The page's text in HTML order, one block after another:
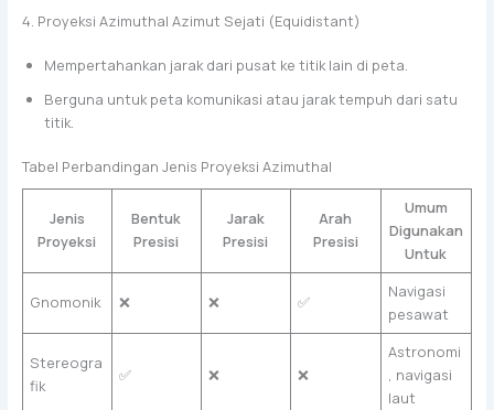
4. Proyeksi Azimuthal Azimut Sejati (Equidistant)
Mempertahankan jarak dari pusat ke titik lain di peta.
Berguna untuk peta komunikasi atau jarak tempuh dari satu
titik.
Tabel Perbandingan Jenis Proyeksi Azimuthal
Jenis
Proyeksi
Bentuk
Presisi
Jarak
Presisi
Arah
Presisi
Umum
Digunakan
Untuk
Gnomonik ❌ ❌ ✅
Navigasi
pesawat
Stereogra
fik
✅ ❌ ❌
Astronomi
, navigasi
laut